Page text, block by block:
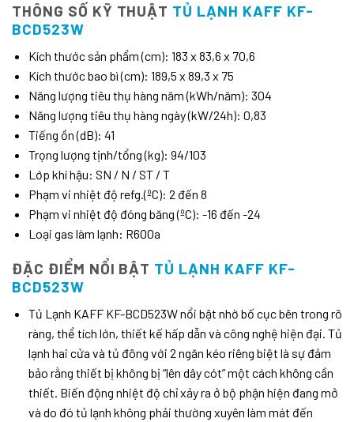
THÔNG SỐ KỸ THUẬT TỦ LẠNH KAFF KF-
BCD523W
Kích thước sản phẩm (cm): 183 x 83,6 x 70,6
Kích thước bao bì (cm): 189,5 x 89,3 x 75
Năng lượng tiêu thụ hàng năm (kWh/năm): 304
Năng lượng tiêu thụ hàng ngày (kW/24h): 0,83
Tiếng ồn (dB): 41
Trọng lượng tịnh/tổng ​​(kg): 94/103
Lớp khí hậu: SN / N / ST / T
Phạm vi nhiệt độ refg.(ºC): 2 đến 8
Phạm vi nhiệt độ đóng băng (ºC): -16 đến -24
Loại gas làm lạnh: R600a
ĐẶC ĐIỂM NỔI BẬT TỦ LẠNH KAFF KF-
BCD523W
Tủ Lạnh KAFF KF-BCD523W nổi bật nhờ bố cục bên trong rõ
ràng, thể tích lớn, thiết kế hấp dẫn và công nghệ hiện đại. Tủ
lạnh hai cửa và tủ đông với 2 ngăn kéo riêng biệt là sự đảm
bảo rằng thiết bị không bị “lên dây cót” một cách không cần
thiết. Biến động nhiệt độ chỉ xảy ra ở bộ phận hiện đang mở
và do đó tủ lạnh không phải thường xuyên làm mát đến